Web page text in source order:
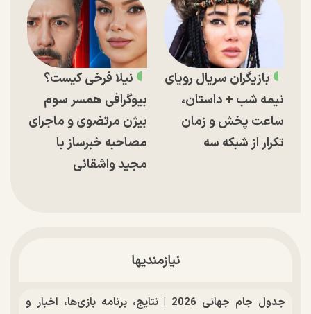
بازیگران سریال رویای
نیمه شب + داستان،
ساعت پخش و زمان
تکرار از شبکه سه
نیلا فرخی کیست؟
بیوگرافی همسر سوم
بیژن مرتضوی و ماجرای
مصاحبه خبرساز با
مجید واشقانی
نیازمندیها
جدول جام جهانی 2026 | نتایج، برنامه بازی‌ها، اخبار و